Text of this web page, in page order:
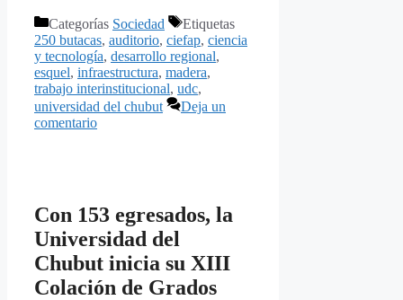
Categorías Sociedad
Etiquetas
250 butacas, auditorio, ciefap, ciencia
y tecnología, desarrollo regional,
esquel, infraestructura, madera,
trabajo interinstitucional, udc,
universidad del chubut
Deja un
comentario
Con 153 egresados, la
Universidad del
Chubut inicia su XIII
Colación de Grados